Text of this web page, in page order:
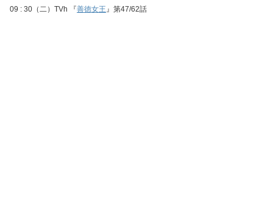
09 : 30（二）TVh 『善徳女王』第47/62話